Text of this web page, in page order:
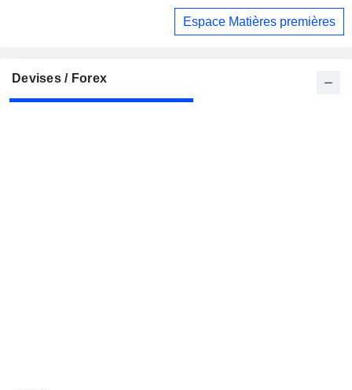
Espace Matières premières
Devises / Forex